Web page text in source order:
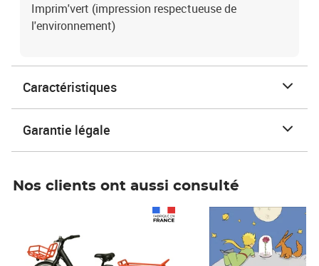
Imprim'vert (impression respectueuse de
l'environnement)
Caractéristiques
Garantie légale
Nos clients ont aussi consulté
Prix 7,50€